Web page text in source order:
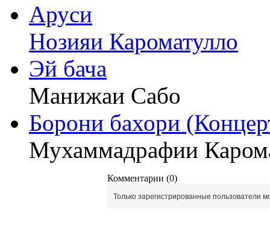
Аруси
Нозияи Кароматулло
Эй бача
Манижаи Сабо
Борони бахори
Мухаммадрафии
Комментарии (0)
Только зарегистрированные пользователи